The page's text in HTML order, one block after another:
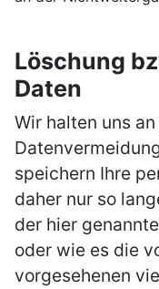
Löschung
Daten
Wir halten uns
speichern Ihre
daher nur so
der hier
oder wie es die
vorgesehenen